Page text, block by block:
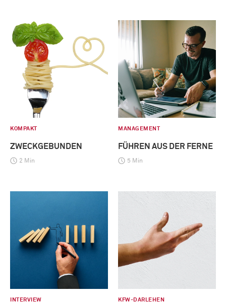
KOMPAKT
ZWECKGEBUNDEN
2 Min
MANAGEMENT
FÜHREN AUS DER FERNE
5 Min
INTERVIEW KFW-DARLEHEN